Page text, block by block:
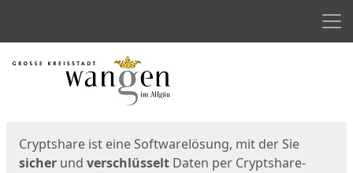
Start
Cryptshare ist eine Softwarelösung, mit der Sie
sicher und verschlüsselt Daten per Cryptshare-